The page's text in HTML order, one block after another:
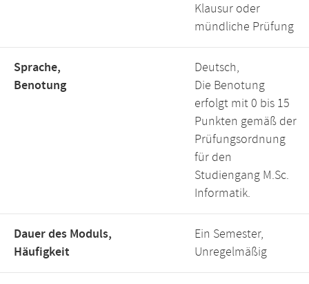
Klausur oder
mündliche Prüfung
Sprache,
Benotung
Deutsch,
Die Benotung
erfolgt mit 0 bis 15
Punkten gemäß der
Prüfungsordnung
für den
Studiengang M.Sc.
Informatik.
Dauer des Moduls,
Häufigkeit
Ein Semester,
Unregelmäßig